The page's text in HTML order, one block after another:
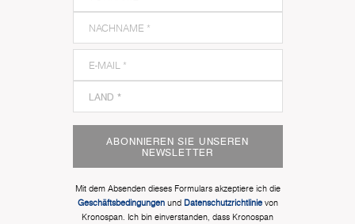
ABONNIEREN SIE UNSEREN
NEWSLETTER
Mit dem Absenden dieses Formulars akzeptiere ich die
Geschäftsbedingungenund Datenschutzrichtlinievon
Kronospan. Ich bin einverstanden, dass Kronospan